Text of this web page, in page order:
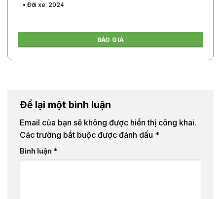
• Đời xe: 2024
BÁO GIÁ
Để lại một bình luận
Email của bạn sẽ không được hiển thị công khai.
Các trường bắt buộc được đánh dấu *
Bình luận *